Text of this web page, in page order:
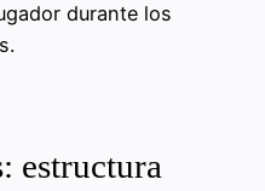
durante los
estructura